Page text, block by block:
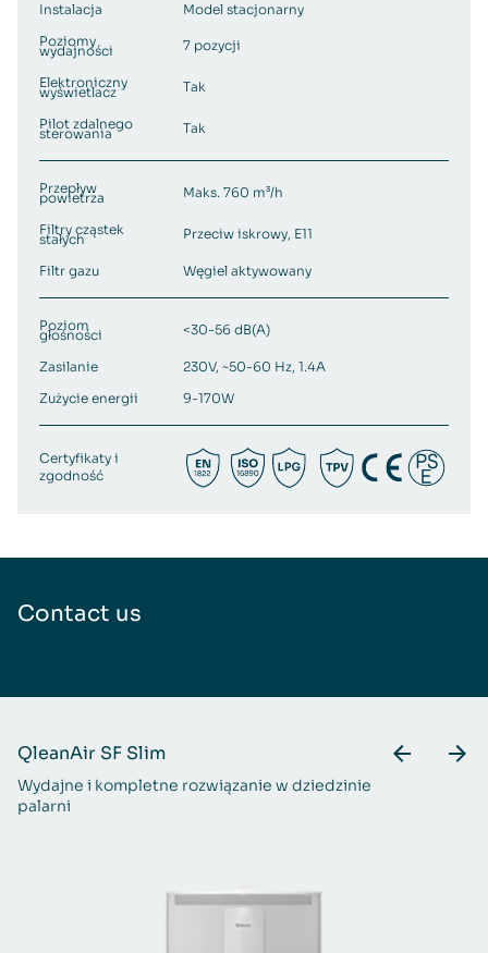
Instalacja
Model stacjonarny
Poziomy
wydajności 7 pozycji
Elektroniczny
wyświetlacz Tak
Pilot zdalnego
sterowania Tak
Przepływ
powietrza Maks. 760 m³/h
Filtry cząstek
stałych Przeciw iskrowy, E11
Filtr gazu Węgiel aktywowany
Poziom
głośności <30-56 dB(A)
Zasilanie
230V, ~50-60 Hz, 1.4A
Zużycie energii
9-170W
Certyfikaty i
zgodność
Contact us
QleanAir SF Slim
Wydajne i kompletne rozwiązanie w dziedzinie
palarni